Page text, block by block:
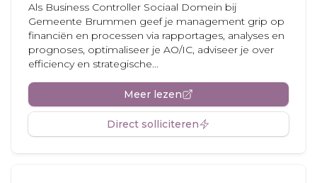
Als Business Controller Sociaal Domein bij
Gemeente Brummen geef je management grip op
financiën en processen via rapportages, analyses en
prognoses, optimaliseer je AO/IC, adviseer je over
efficiency en strategische...
Meer lezen
Direct solliciteren